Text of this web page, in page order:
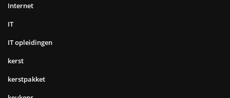
Internet
IT
IT opleidingen
kerst
kerstpakket